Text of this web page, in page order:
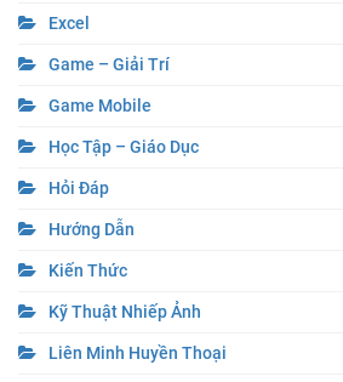
Excel
Game – Giải Trí
Game Mobile
Học Tập – Giáo Dục
Hỏi Đáp
Hướng Dẫn
Kiến Thức
Kỹ Thuật Nhiếp Ảnh
Liên Minh Huyền Thoại